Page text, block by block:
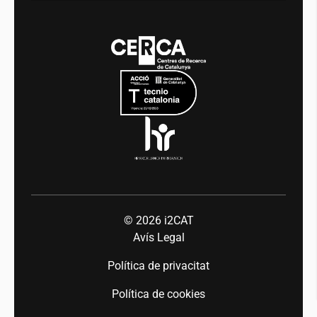
Transparència
© 2026 i2CAT
Avís Legal
Política de privacitat
Política de cookies